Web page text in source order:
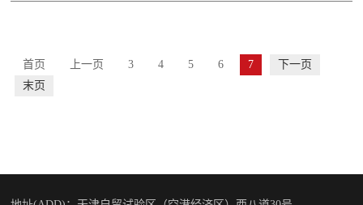
首页 上一页 3 4 5 6 7
下一页
末页